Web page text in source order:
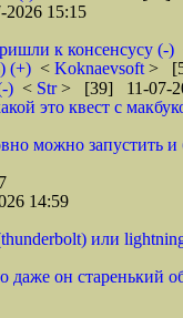
15:15
к консенсусу (-)
(+) < Koknaevsoft >
) < Str> [39] 11-07-
это квест с
можно
14:59
или
он